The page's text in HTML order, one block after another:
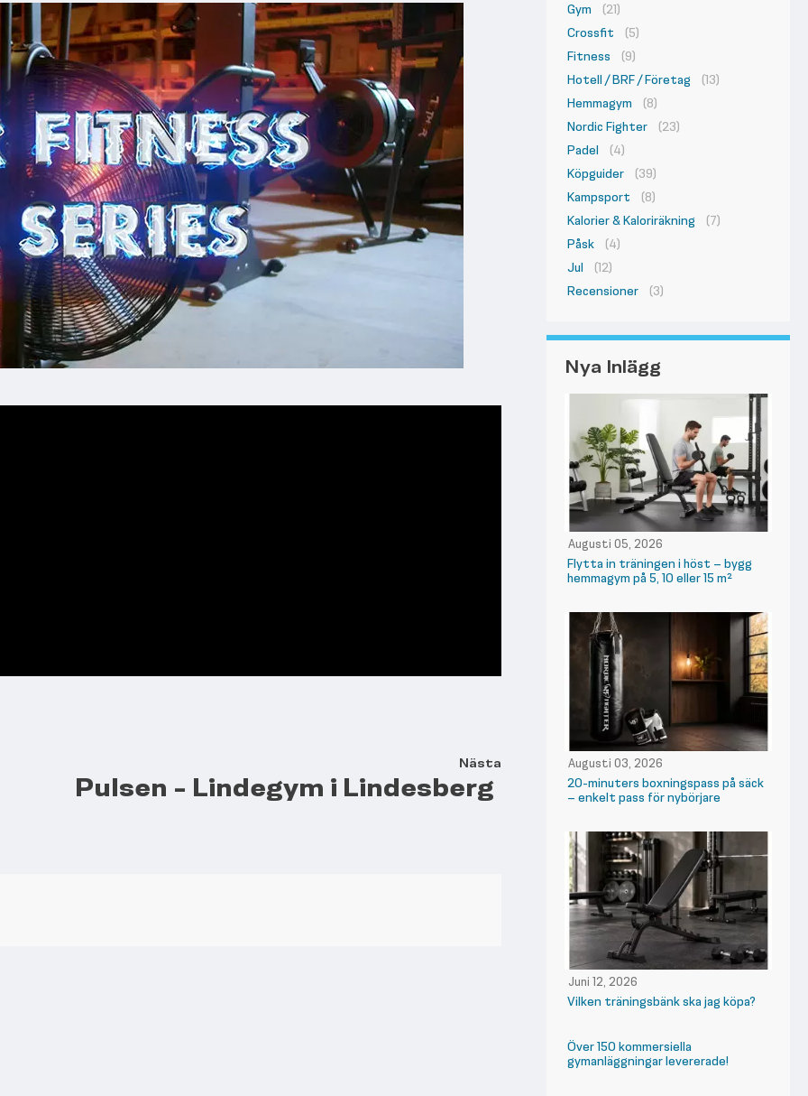
Nästa
Pulsen - Lindegym i Lindesberg
Gym
(21)
Crossfit
(5)
Fitness
(9)
Hotell / BRF / Företag
(13)
Hemmagym
(8)
Nordic Fighter
(23)
Padel
(4)
Köpguider
(39)
Kampsport
(8)
Kalorier & Kaloriräkning
(7)
Påsk
(4)
Jul
(12)
Recensioner
(3)
Nya Inlägg
Augusti 05, 2026
Flytta in träningen i höst – bygg
hemmagym på 5, 10 eller 15 m²
Augusti 03, 2026
20-minuters boxningspass på säck
– enkelt pass för nybörjare
Juni 12, 2026
Vilken träningsbänk ska jag köpa?
Över 150 kommersiella
gymanläggningar levererade!